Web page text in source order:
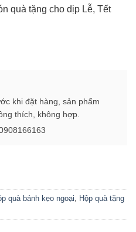
quà tặng cho dịp Lễ, Tết
khi đặt hàng, sản phẩm
thích, không hợp.
quà bánh kẹo ngoại
Hộp quà tặng